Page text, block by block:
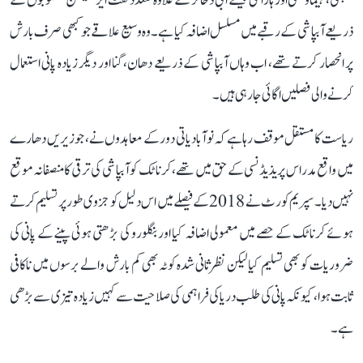
ذریعے آبپاشی کے رقبے میں مسلسل اضافہ کیا ہے۔ وہ وسیع علاقے جو کبھی صرف بارش
پر انحصار کرتے تھے، اب وہاں آبپاشی کے ذریعے دھان، گنا اور دیگر زیادہ پانی استعمال
کرنے والی فصلیں اگائی جا رہی ہیں۔
ریاست کا مستقل موقف رہا ہے کہ نوآبادیاتی دور کے معاہدوں نے، جو زیریں دھارے
میں واقع مدراس پریذیڈنسی کے حق میں تھے، کرناٹک کو آبپاشی کی ترقی کا منصفانہ موقع
نہیں دیا۔ سپریم کورٹ نے 2018 کے فیصلے میں اس دلیل کو جزوی طور پر تسلیم کرتے
ہوئے کرناٹک کے حصے میں معمولی اضافہ کیا اور بنگلورو کی بڑھتی ہوئی پینے کے پانی کی
ضروریات کو بھی تسلیم کیا لیکن نظرثانی شدہ کوٹہ بھی کم بارش والے برسوں میں ناکافی
ثابت ہوا، کیونکہ پانی کی طلب دریا کی فراہمی کی صلاحیت سے کہیں زیادہ تیزی سے بڑھی
ہے۔